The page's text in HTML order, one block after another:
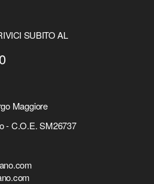
SUBITO AL
Maggiore
- C.O.E. SM26737